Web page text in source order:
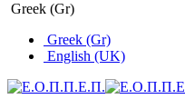
Greek (Gr)
Greek (Gr)
English (UK)